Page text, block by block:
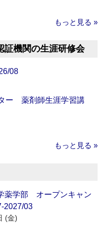
もっと見る »
証機関の生涯研修会
08
ー 薬剤師生涯学習講
もっと見る »
薬学部 オープンキャン
2027/03
(金)